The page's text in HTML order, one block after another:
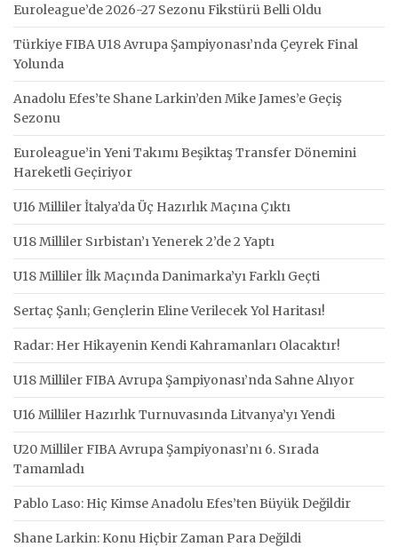
Euroleague’de 2026-27 Sezonu Fikstürü Belli Oldu
Türkiye FIBA U18 Avrupa Şampiyonası’nda Çeyrek Final
Yolunda
Anadolu Efes’te Shane Larkin’den Mike James’e Geçiş
Sezonu
Euroleague’in Yeni Takımı Beşiktaş Transfer Dönemini
Hareketli Geçiriyor
U16 Milliler İtalya’da Üç Hazırlık Maçına Çıktı
U18 Milliler Sırbistan’ı Yenerek 2’de 2 Yaptı
U18 Milliler İlk Maçında Danimarka’yı Farklı Geçti
Sertaç Şanlı; Gençlerin Eline Verilecek Yol Haritası!
Radar: Her Hikayenin Kendi Kahramanları Olacaktır!
U18 Milliler FIBA Avrupa Şampiyonası’nda Sahne Alıyor
U16 Milliler Hazırlık Turnuvasında Litvanya’yı Yendi
U20 Milliler FIBA Avrupa Şampiyonası’nı 6. Sırada
Tamamladı
Pablo Laso: Hiç Kimse Anadolu Efes’ten Büyük Değildir
Shane Larkin: Konu Hiçbir Zaman Para Değildi